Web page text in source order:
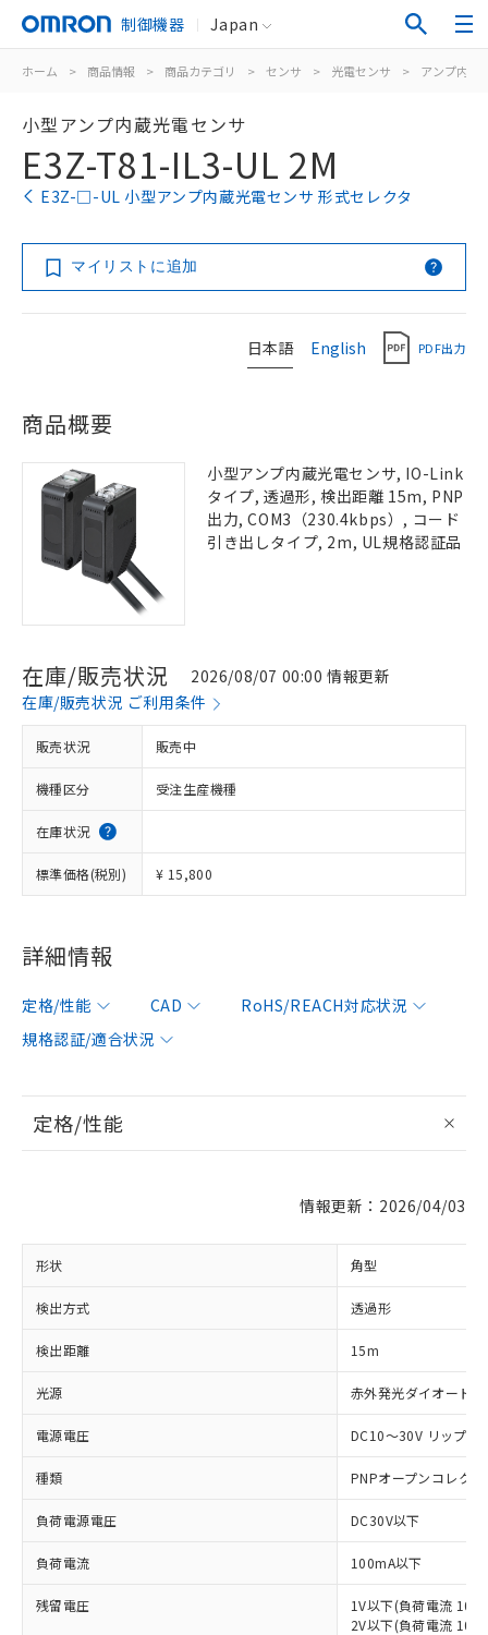
制御機器 Japan
ホーム > 商品情報 > 商品カテゴリ > センサ > 光電センサ > アンプ内蔵
小型アンプ内蔵光電センサ
E3Z-T81-IL3-UL 2M
E3Z-□-UL 小型アンプ内蔵光電センサ 形式セレクタ
マイリストに追加
日本語 English PDF出力
商品概要
小型アンプ内蔵光電センサ, IO-Link
タイプ, 透過形, 検出距離 15m, PNP
出力, COM3（230.4kbps）, コード
引き出しタイプ, 2m, UL規格認証品
在庫/販売状況
2026/08/07 00:00 情報更新
在庫/販売状況 ご利用条件
販売状況 販売中
機種区分 受注生産機種
在庫状況
標準価格(税別) ¥ 15,800
詳細情報
定格/性能 CAD
RoHS/REACH対応状況
規格認証/適合状況
定格/性能
情報更新：2026/04/03
形状 角型
検出方式 透過形
検出距離 15m
光源 赤外発光ダイオード
電源電圧 DC10～30V リップ
種類 PNPオープンコレクタ
負荷電源電圧 DC30V以下
負荷電流 100mA以下
残留電圧
1V以下(負荷電流
2V以下(負荷電流 10